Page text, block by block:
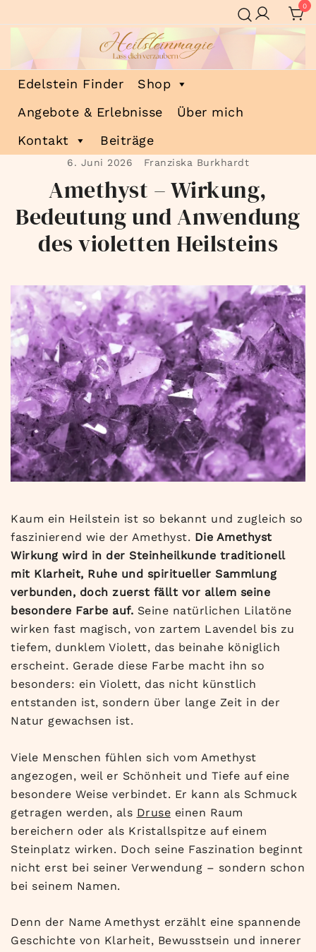
Inhalt
0
Heilsteinmagie
Lass dich verzaubern
Edelstein Finder
Shop
Angebote & Erlebnisse
Über mich
Kontakt
Beiträge
6. Juni 2026 Franziska Burkhardt
Amethyst – Wirkung,
Bedeutung und Anwendung
des violetten Heilsteins
Kaum ein Heilstein ist so bekannt und zugleich so
faszinierend wie der Amethyst. Die Amethyst
Wirkung wird in der Steinheilkunde traditionell
mit Klarheit, Ruhe und spiritueller Sammlung
verbunden, doch zuerst fällt vor allem seine
besondere Farbe auf. Seine natürlichen Lilatöne
wirken fast magisch, von zartem Lavendel bis zu
tiefem, dunklem Violett, das beinahe königlich
erscheint. Gerade diese Farbe macht ihn so
besonders: ein Violett, das nicht künstlich
entstanden ist, sondern über lange Zeit in der
Natur gewachsen ist.
Viele Menschen fühlen sich vom Amethyst
angezogen, weil er Schönheit und Tiefe auf eine
besondere Weise verbindet. Er kann als Schmuck
getragen werden, als Druse einen Raum
bereichern oder als Kristallspitze auf einem
Steinplatz wirken. Doch seine Faszination beginnt
nicht erst bei seiner Verwendung – sondern schon
bei seinem Namen.
Denn der Name Amethyst erzählt eine spannende
Geschichte von Klarheit, Bewusstsein und innerer